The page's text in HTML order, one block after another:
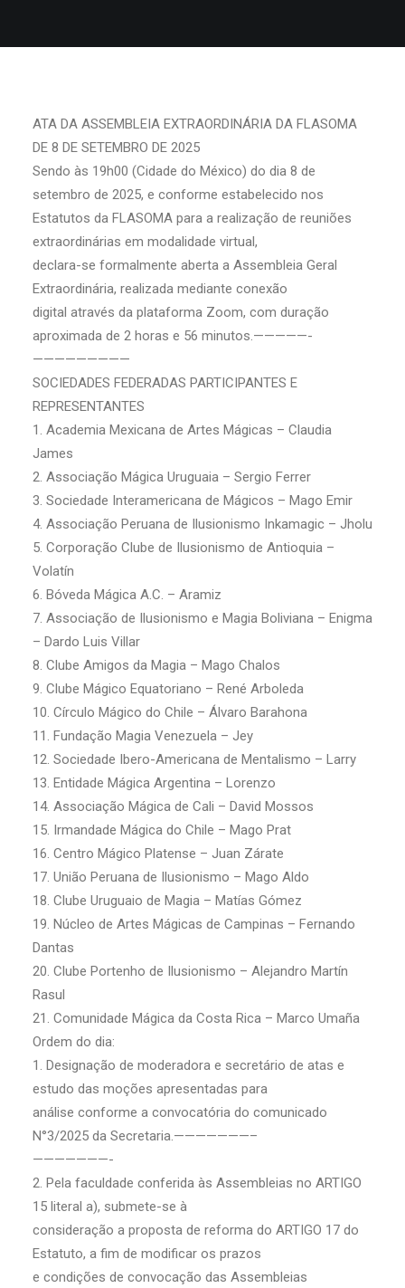
ATA DA ASSEMBLEIA EXTRAORDINÁRIA DA FLASOMA
DE 8 DE SETEMBRO DE 2025
Sendo às 19h00 (Cidade do México) do dia 8 de
setembro de 2025, e conforme estabelecido nos
Estatutos da FLASOMA para a realização de reuniões
extraordinárias em modalidade virtual,
declara-se formalmente aberta a Assembleia Geral
Extraordinária, realizada mediante conexão
digital através da plataforma Zoom, com duração
aproximada de 2 horas e 56 minutos.—————-
—————————
SOCIEDADES FEDERADAS PARTICIPANTES E
REPRESENTANTES
1. Academia Mexicana de Artes Mágicas – Claudia
James
2. Associação Mágica Uruguaia – Sergio Ferrer
3. Sociedade Interamericana de Mágicos – Mago Emir
4. Associação Peruana de Ilusionismo Inkamagic – Jholu
5. Corporação Clube de Ilusionismo de Antioquia –
Volatín
6. Bóveda Mágica A.C. – Aramiz
7. Associação de Ilusionismo e Magia Boliviana – Enigma
– Dardo Luis Villar
8. Clube Amigos da Magia – Mago Chalos
9. Clube Mágico Equatoriano – René Arboleda
10. Círculo Mágico do Chile – Álvaro Barahona
11. Fundação Magia Venezuela – Jey
12. Sociedade Ibero-Americana de Mentalismo – Larry
13. Entidade Mágica Argentina – Lorenzo
14. Associação Mágica de Cali – David Mossos
15. Irmandade Mágica do Chile – Mago Prat
16. Centro Mágico Platense – Juan Zárate
17. União Peruana de Ilusionismo – Mago Aldo
18. Clube Uruguaio de Magia – Matías Gómez
19. Núcleo de Artes Mágicas de Campinas – Fernando
Dantas
20. Clube Portenho de Ilusionismo – Alejandro Martín
Rasul
21. Comunidade Mágica da Costa Rica – Marco Umaña
Ordem do dia:
1. Designação de moderadora e secretário de atas e
estudo das moções apresentadas para
análise conforme a convocatória do comunicado
N°3/2025 da Secretaria.———————–
———————-
2. Pela faculdade conferida às Assembleias no ARTIGO
15 literal a), submete-se à
consideração a proposta de reforma do ARTIGO 17 do
Estatuto, a fim de modificar os prazos
e condições de convocação das Assembleias